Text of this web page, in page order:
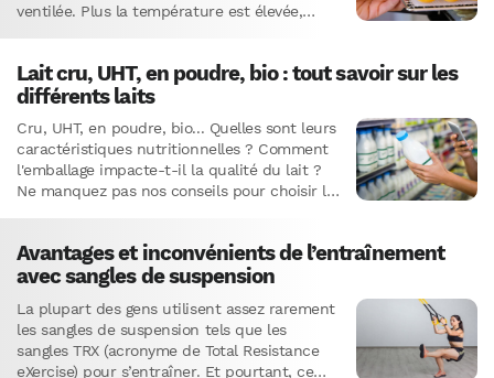
ventilée. Plus la température est élevée,
Lait cru, UHT, en poudre, bio : tout savoir sur les
différents laits
Cru, UHT, en poudre, bio... Quelles sont leurs
caractéristiques nutritionnelles ? Comment
l'emballage impacte-t-il la qualité du lait ?
Ne manquez pas nos conseils pour choisir le
Avantages et inconvénients de l’entraînement
avec sangles de suspension
La plupart des gens utilisent assez rarement
les sangles de suspension tels que les
sangles TRX (acronyme de Total Resistance
eXercise) pour s’entraîner. Et pourtant, ce